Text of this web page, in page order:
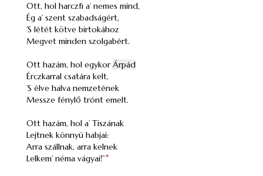
Ott, hol harczfi a’ nemes mind,
Ég a’ szent szabadságért,
’S létét kötve birtokához
Megvet minden szolgabért.
Ott hazám, hol egykorÁrpád
Érczkarral csatára kelt,
’S élve halva nemzetének
Messze fénylő trónt emelt.
Ott hazám, hol a’ Tiszának
Lejtnek könnyü habjai:
Arra szállnak, arra kelnek
Lelkem’ néma vágyai!”*